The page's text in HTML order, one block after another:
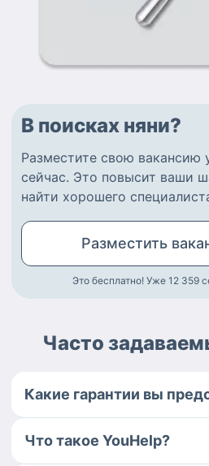
В поисках няни?
Разместите свою вакансию
сейчас. Это повысит ваши
найти хорошего
Разместить
Это бесплатно! Уже 12 359
Часто
Какие гарантии вы
Что такое YouHelp?